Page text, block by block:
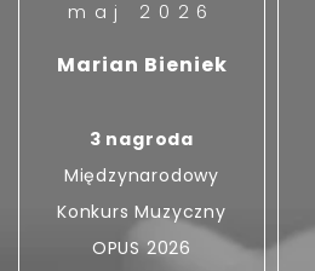
maj 2026
Marian Bieniek
3 nagroda
Międzynarodowy
Konkurs Muzyczny
OPUS 2026